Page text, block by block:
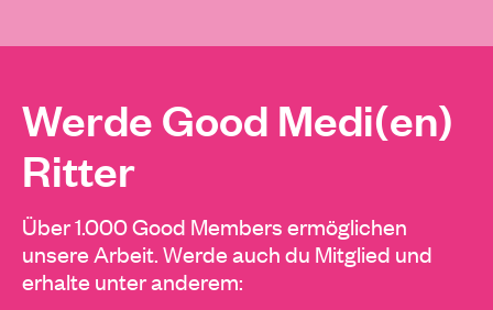
Werde Good Medi(en)
Ritter
Über 1.000 Good Members ermöglichen
unsere Arbeit. Werde auch du Mitglied und
erhalte unter anderem: